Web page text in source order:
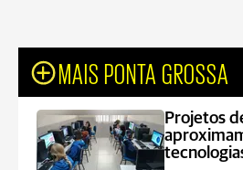
MAIS PONTA GROSSA
Projetos